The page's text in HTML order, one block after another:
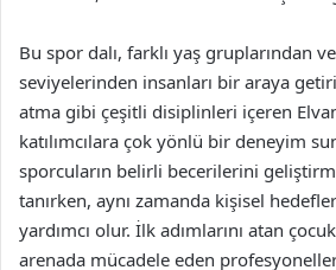
Bu spor dalı, farklı yaş gruplarından
seviyelerinden insanları bir araya
atma gibi çeşitli disiplinleri içeren
katılımcılara çok yönlü bir deneyim
sporcuların belirli becerilerini
tanırken, aynı zamanda kişisel
yardımcı olur. İlk adımlarını atan
arenada mücadele eden